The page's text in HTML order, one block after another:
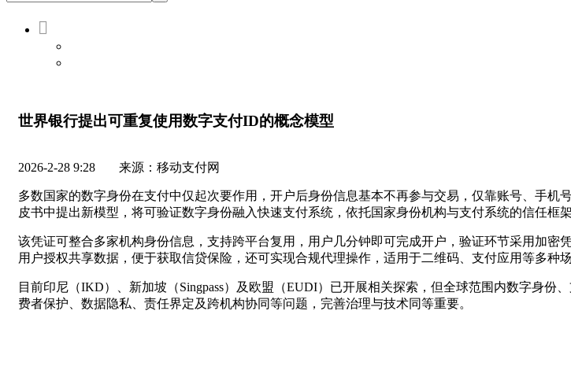

世界银行提出可重复使用数字支付ID的概念模型
2026-2-28 9:28 来源：移动支付网
多数国家的数字身份在支付中仅起次要作用，开户后身份信息基本不再参与交易，仅靠账号、手
皮书中提出新模型，将可验证数字身份融入快速支付系统，依托国家身份机构与支付系统的信任框
该凭证可整合多家机构身份信息，支持跨平台复用，用户几分钟即可完成开户，验证环节采用加
用户授权共享数据，便于获取信贷保险，还可实现合规代理操作，适用于二维码、支付应用等多种
目前印尼（IKD）、新加坡（Singpass）及欧盟（EUDI）已开展相关探索，但全球范围内数字身
费者保护、数据隐私、责任界定及跨机构协同等问题，完善治理与技术同等重要。